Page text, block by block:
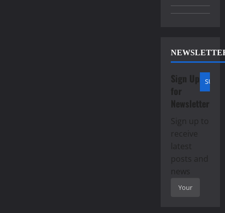
Sign Up
for
Newsletter
Sign up to
receive
latest
posts and
news